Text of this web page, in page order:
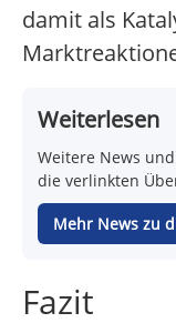
damit als
Weiterlesen
Weitere News
die verlinkten
Mehr News zu
Fazit